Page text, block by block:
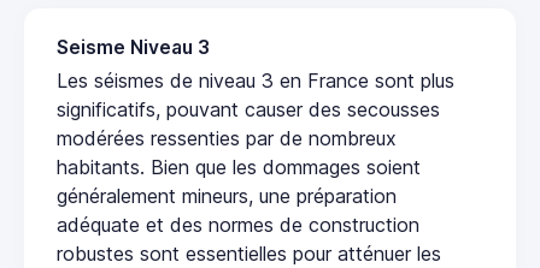
Seisme Niveau 3
Les séismes de niveau 3 en France sont plus
significatifs, pouvant causer des secousses
modérées ressenties par de nombreux
habitants. Bien que les dommages soient
généralement mineurs, une préparation
adéquate et des normes de construction
robustes sont essentielles pour atténuer les